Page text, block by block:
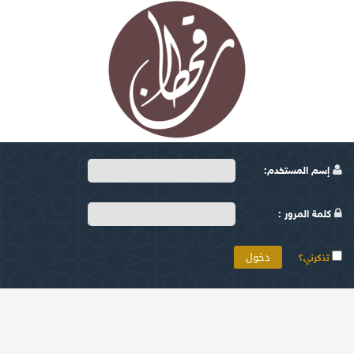
إسم المستخدم:
كلمة المرور :
تذكرني؟